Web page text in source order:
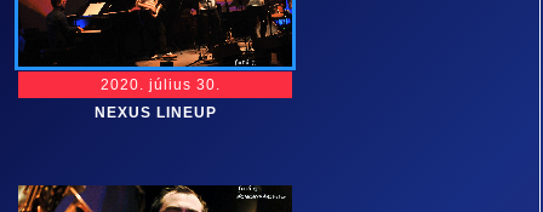
2020. július 30.
NEXUS LINEUP